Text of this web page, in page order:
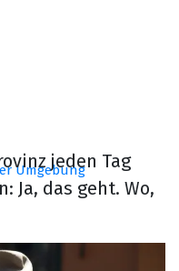
Umgebungjeden Tag
Ja, das geht. Wo,